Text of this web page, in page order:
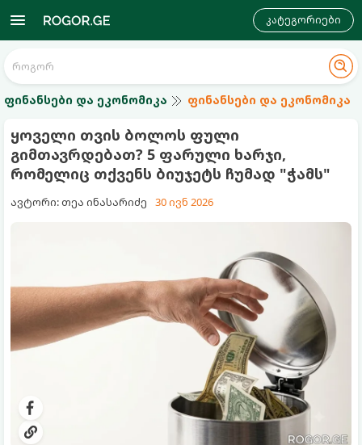
კატეგორიები
ფინანსები და ეკონომიკა ფინანსები და ეკონომიკა
ყოველი თვის ბოლოს ფული
გიმთავრდებათ? 5 ფარული ხარჯი,
რომელიც თქვენს ბიუჯეტს ჩუმად "ჭამს"
ავტორი: თეა ინასარიძე 30 ივნ 2026